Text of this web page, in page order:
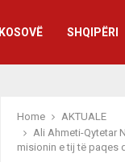
KOSOVË SHQIPËRI
Home
AKTUALE
Ali Ahmeti-Qytetar
misionin e tij të paqes